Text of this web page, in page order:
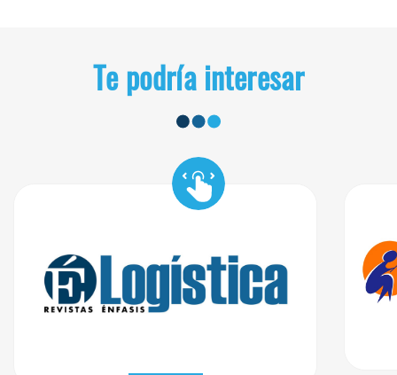
Te podría interesar